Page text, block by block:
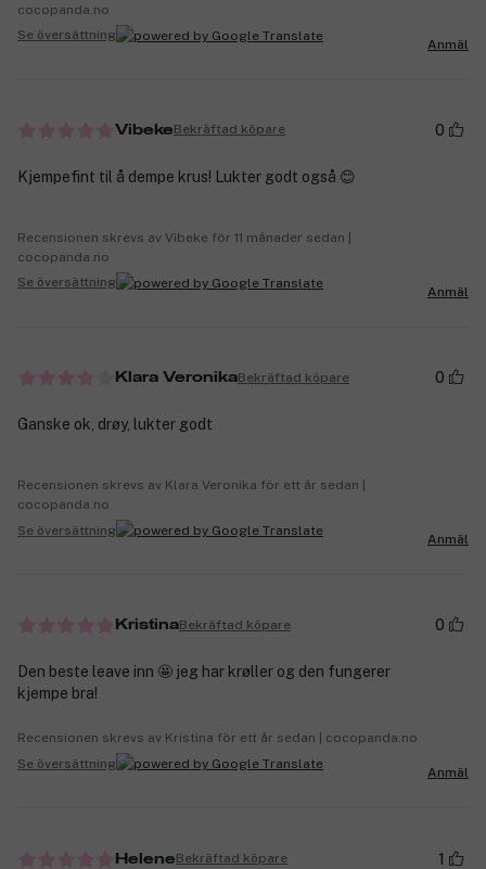
cocopanda.no
Se översättning
Anmäl
VibekeBekräftad köpare 0
Kjempefint til å dempe krus! Lukter godt også 😊
Recensionen skrevs av Vibeke för 11 månader sedan |
cocopanda.no
Se översättning
Anmäl
Klara VeronikaBekräftad köpare 0
Ganske ok, drøy, lukter godt
Recensionen skrevs av Klara Veronika för ett år sedan |
cocopanda.no
Se översättning
Anmäl
KristinaBekräftad köpare 0
Den beste leave inn 🤩 jeg har krøller og den fungerer
kjempe bra!
Recensionen skrevs av Kristina för ett år sedan | cocopanda.no
Se översättning
Anmäl
HeleneBekräftad köpare 1